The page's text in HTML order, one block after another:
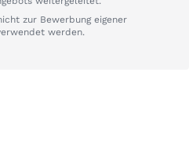
zur Bewerbung eigener
werden.